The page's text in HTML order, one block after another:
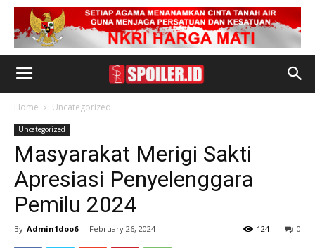
Home Uncategorized
Uncategorized
Masyarakat Merigi Sakti
Apresiasi Penyelenggara
Pemilu 2024
By Admin1doo6 - February 26, 2024 0
124